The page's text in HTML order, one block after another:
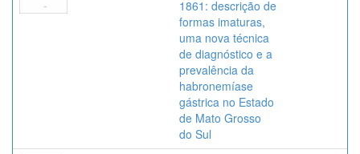
1861: descrição de
formas imaturas,
uma nova técnica
de diagnóstico e a
prevalência da
habronemíase
gástrica no Estado
de Mato Grosso
do Sul